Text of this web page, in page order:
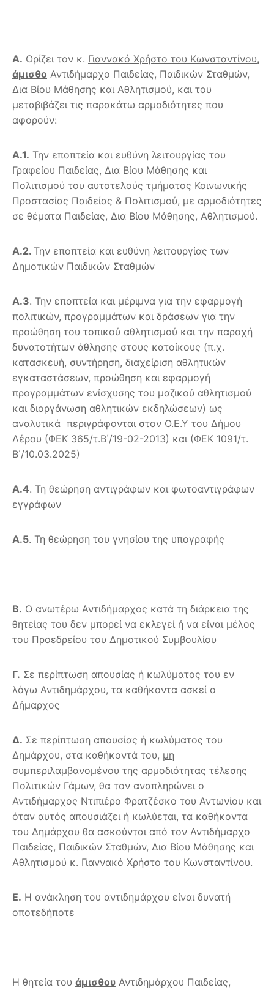
Α. Ορίζει τον κ. Γιαννακό Χρήστο του Κωνσταντίνου,
άμισθο Αντιδήμαρχο Παιδείας, Παιδικών Σταθμών,
Δια Βίου Μάθησης και Αθλητισμού, και του
μεταβιβάζει τις παρακάτω αρμοδιότητες που
αφορούν:
Α.1. Την εποπτεία και ευθύνη λειτουργίας του
Γραφείου Παιδείας, Δια Βίου Μάθησης και
Πολιτισμού του αυτοτελούς τμήματος Κοινωνικής
Προστασίας Παιδείας & Πολιτισμού, με αρμοδιότητες
σε θέματα Παιδείας, Δια Βίου Μάθησης, Αθλητισμού.
Α.2. Την εποπτεία και ευθύνη λειτουργίας των
Δημοτικών Παιδικών Σταθμών
Α.3. Την εποπτεία και μέριμνα για την εφαρμογή
πολιτικών, προγραμμάτων και δράσεων για την
προώθηση του τοπικού αθλητισμού και την παροχή
δυνατοτήτων άθλησης στους κατοίκους (π.χ.
κατασκευή, συντήρηση, διαχείριση αθλητικών
εγκαταστάσεων, προώθηση και εφαρμογή
προγραμμάτων ενίσχυσης του μαζικού αθλητισμού
και διοργάνωση αθλητικών εκδηλώσεων) ως
αναλυτικά περιγράφονται στον Ο.Ε.Υ του Δήμου
Λέρου (ΦΕΚ 365/τ.Β΄/19-02-2013) και (ΦΕΚ 1091/τ.
Β΄/10.03.2025)
Α.4. Τη θεώρηση αντιγράφων και φωτοαντιγράφων
εγγράφων
Α.5. Τη θεώρηση του γνησίου της υπογραφής
Β. Ο ανωτέρω Αντιδήμαρχος κατά τη διάρκεια της
θητείας του δεν μπορεί να εκλεγεί ή να είναι μέλος
του Προεδρείου του Δημοτικού Συμβουλίου
Γ. Σε περίπτωση απουσίας ή κωλύματος του εν
λόγω Αντιδημάρχου, τα καθήκοντα ασκεί ο
Δήμαρχος
Δ. Σε περίπτωση απουσίας ή κωλύματος του
Δημάρχου, στα καθήκοντά του, μη
συμπεριλαμβανομένου της αρμοδιότητας τέλεσης
Πολιτικών Γάμων, θα τον αναπληρώνει ο
Αντιδήμαρχος Ντιπιέρο Φρατζέσκο του Αντωνίου και
όταν αυτός απουσιάζει ή κωλύεται, τα καθήκοντα
του Δημάρχου θα ασκούνται από τον Αντιδήμαρχο
Παιδείας, Παιδικών Σταθμών, Δια Βίου Μάθησης και
Αθλητισμού κ. Γιαννακό Χρήστο του Κωνσταντίνου.
Ε. Η ανάκληση του αντιδημάρχου είναι δυνατή
οποτεδήποτε
Η θητεία του άμισθου Αντιδημάρχου Παιδείας,